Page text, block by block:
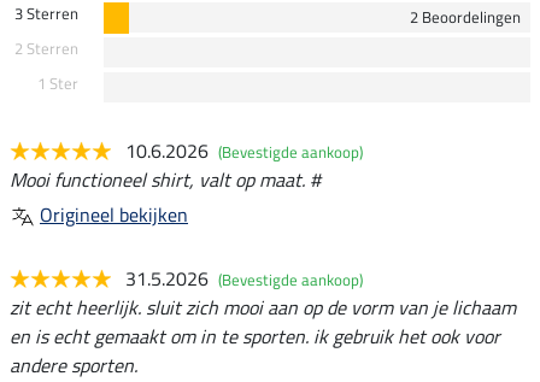
3 Sterren
2 Beoordelingen
2 Sterren
1 Ster
10.6.2026 (Bevestigde aankoop)
Mooi functioneel shirt, valt op maat. #
Origineel bekijken
31.5.2026 (Bevestigde aankoop)
zit echt heerlijk. sluit zich mooi aan op de vorm van je lichaam
en is echt gemaakt om in te sporten. ik gebruik het ook voor
andere sporten.